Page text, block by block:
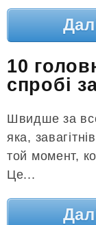
10
спробі
Швидше за
яка,
той момент,
Це...